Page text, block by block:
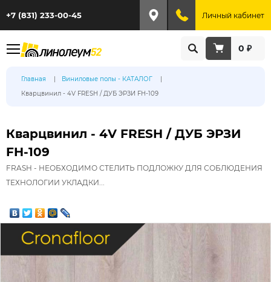
+7 (831) 233-00-45 Личный кабинет
0 ₽
Главная
Виниловые полы - КАТАЛОГ
Кварцвинил - 4V FRESH / ДУБ ЭРЗИ FH-109
Кварцвинил - 4V FRESH / ДУБ ЭРЗИ
FH-109
FRASH - НЕОБХОДИМО СТЕЛИТЬ ПОДЛОЖКУ ДЛЯ СОБЛЮДЕНИЯ
ТЕХНОЛОГИИ УКЛАДКИ...